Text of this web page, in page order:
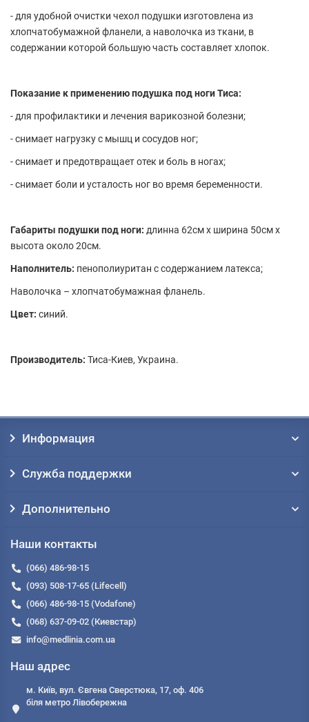
- для удобной очистки чехол подушки изготовлена из
хлопчатобумажной фланели, а наволочка из ткани, в
содержании которой большую часть составляет хлопок.
Показание к применению подушка под ноги Тиса:
- для профилактики и лечения варикозной болезни;
- снимает нагрузку с мышц и сосудов ног;
- снимает и предотвращает отек и боль в ногах;
- снимает боли и усталость ног во время беременности.
Габариты подушки под ноги: длинна 62см х ширина 50см х
высота около 20см .
Наполнитель: пенополиуритан с содержанием латекса;
Наволочка – хлопчатобумажная фланель.
Цвет: синий.
Производитель: Тиса-Киев, Украина.
Информация
Служба поддержки
Дополнительно
Наши контакты
(066) 486-98-15
(093) 508-17-65 (Lifecell)
(066) 486-98-15 (Vodafone)
(068) 637-09-02 (Киевстар)
info@medlinia.com.ua
Наш адрес
м. Київ, вул. Євгена Сверстюка, 17, оф. 406
біля метро Лівобережна